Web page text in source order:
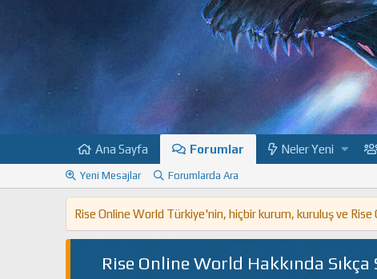
Ana Sayfa Forumlar Neler Yeni
Yeni Mesajlar Forumlarda Ara
Rise Online World Türkiye'nin, hiçbir kurum, kuruluş ve
Rise Online World Hakkında